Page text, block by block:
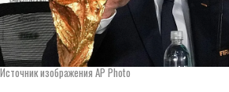
Источник изображения AP Photo